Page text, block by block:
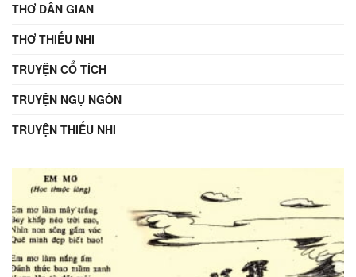
THƠ DÂN GIAN
THƠ THIẾU NHI
TRUYỆN CỔ TÍCH
TRUYỆN NGỤ NGÔN
TRUYỆN THIẾU NHI